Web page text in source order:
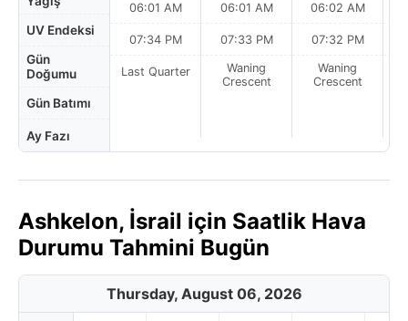
UV Endeksi
Gün
Doğumu
Gün Batımı
Ay Fazı
06:01 AM
07:34 PM
Last Quarter
06:01 AM
07:33 PM
Waning
Crescent
06:02 AM
07:32 PM
Waning
Crescent
Ashkelon, İsrail için Saatlik Hava
Durumu Tahmini Bugün
Thursday, August 06, 2026